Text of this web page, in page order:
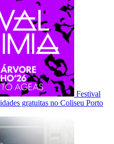
Festival
gratuitas no Coliseu Porto